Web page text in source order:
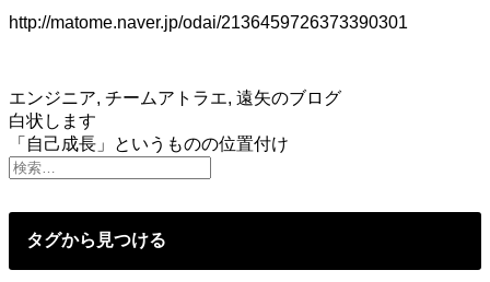
http://matome.naver.jp/odai/2136459726373390301
エンジニア, チームアトラエ, 遠矢のブログ
投
稿
ビ
ゲ
白状します
「自己成長」というものの位置付け
タグから見つける